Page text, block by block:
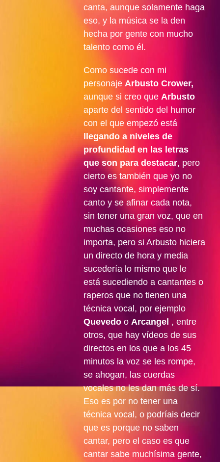
canta, aunque solamente haga
eso, y la música se la den
hecha por gente con mucho
talento como él.
Como sucede con mi
personaje Arbusto Crower,
aunque si creo que Arbusto
aparte del sentido del humor
con el que empezó está
llegando a niveles de
profundidad en las letras
que son para destacar, pero
cierto es también que yo no
soy cantante, simplemente
canto y se afinar cada nota,
sin tener una gran voz, que en
muchas ocasiones eso no
importa, pero si Arbusto hiciera
un directo de hora y media
sucedería lo mismo que le
está sucediendo a cantantes o
raperos que no tienen una
técnica vocal, por ejemplo
Quevedoo Arcangel , entre
otros, que hay vídeos de sus
directos en los que a los 45
minutos la voz se les rompe,
se ahogan, las cuerdas
vocales no les dan más de sí.
Eso es por no tener una
técnica vocal, o podríais decir
que es porque no saben
cantar, pero el caso es que
cantar sabe muchísima gente,